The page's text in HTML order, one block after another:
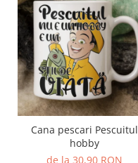
Cana pescari Pescuitul
hobby
de la 30,90 RON